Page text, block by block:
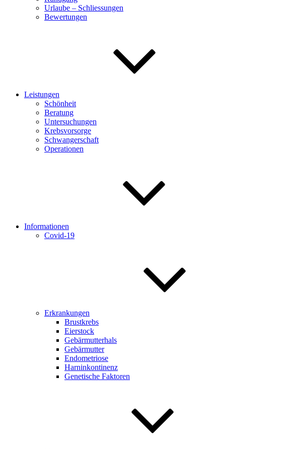
Urlaube – Schliessungen
Bewertungen
Leistungen
Schönheit
Beratung
Untersuchungen
Krebsvorsorge
Schwangerschaft
Operationen
Informationen
Covid-19
Erkrankungen
Brustkrebs
Eierstock
Gebärmutterhals
Gebärmutter
Endometriose
Harninkontinenz
Genetische Faktoren